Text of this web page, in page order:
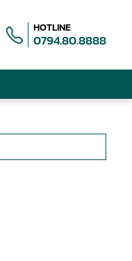
HOTLINE
0794.80.8888